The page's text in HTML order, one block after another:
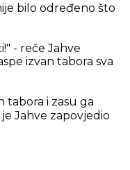
bilo određeno što
- reče Jahve
izvan tabora sva
tabora i zasu ga
Jahve zapovjedio